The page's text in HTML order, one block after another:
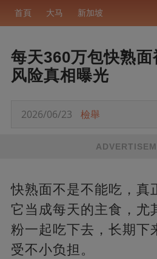
首頁 大马 新加坡
每天360万包快熟
风险真相曝光
2026/06/23 檢舉
快熟面不是不能吃，真
它当成每天的主食，尤
粉一起吃下去，长期下
受不小负担。